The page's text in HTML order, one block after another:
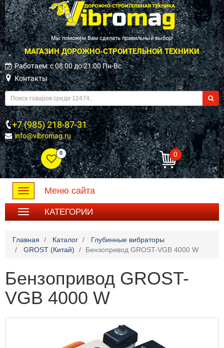
Мы поможем Вам сделать правильный выбор!
МАГАЗИН ДОРОЖНО-СТРОИТЕЛЬНОЙ ТЕХНИКИ
Работаем: c 08:00 до 21:00 Пн-Вс
Контакты
+7 (985) 218-87-31
info@vibromag.ru
0 0
Toggle
navigation
Меню сайта
КАТЕГОРИИ
Главная Каталог
Глубинные вибраторы
GROST (Китай)
Бензопривод GROST-VGB 4000 W
Бензопривод GROST-
VGB 4000 W